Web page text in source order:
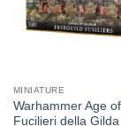
MINIATURE
Warhammer Age
Fucilieri della